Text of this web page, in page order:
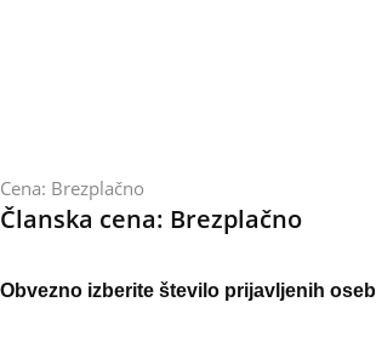
Cena: Brezplačno
Članska cena: Brezplačno
Obvezno izberite število prijavljenih oseb